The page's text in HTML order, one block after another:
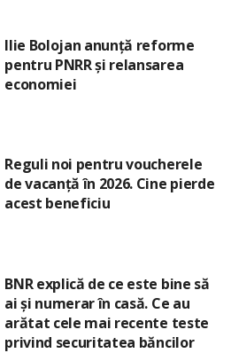
Ilie Bolojan anunță reforme
pentru PNRR și relansarea
economiei
Reguli noi pentru voucherele
de vacanță în 2026. Cine pierde
acest beneficiu
BNR explică de ce este bine să
ai și numerar în casă. Ce au
arătat cele mai recente teste
privind securitatea băncilor